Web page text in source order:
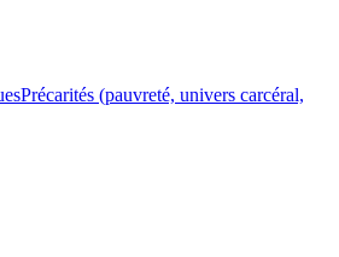
Précarités (pauvreté, univers carcéral,